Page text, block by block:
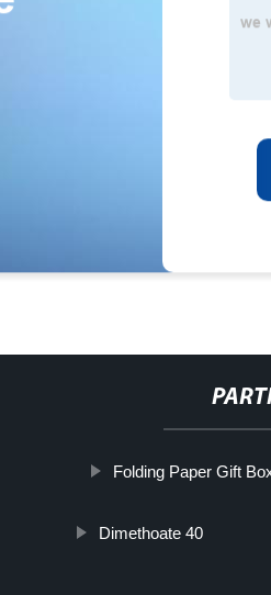
Folding Paper Gift
Dimethoate 40